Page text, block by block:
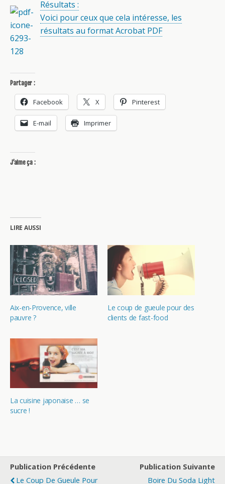
Résultats :
Voici pour ceux que cela intéresse, les
résultats au format Acrobat PDF
Partager :
Facebook X Pinterest
E-mail Imprimer
J’aime ça :
LIRE AUSSI
Aix-en-Provence, ville
pauvre ?
Le coup de gueule pour des
clients de fast-food
La cuisine japonaise … se
sucre !
Publication Précédente
Le Coup De Gueule Pour
Publication Suivante
Boire Du Soda Light